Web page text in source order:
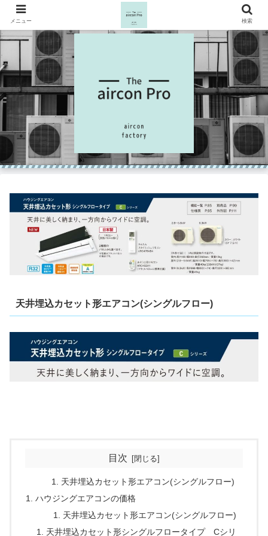
天井埋込カセット形エアコン(シングルフロー)
目次
天井埋込カセット形エアコン(シングルフロー)
ハウジングエアコンの価格
天井埋込カセット形エアコン(シングルフロー)
天井埋込カセット形シングルフロータイプ Cシリ
メニュー 検索